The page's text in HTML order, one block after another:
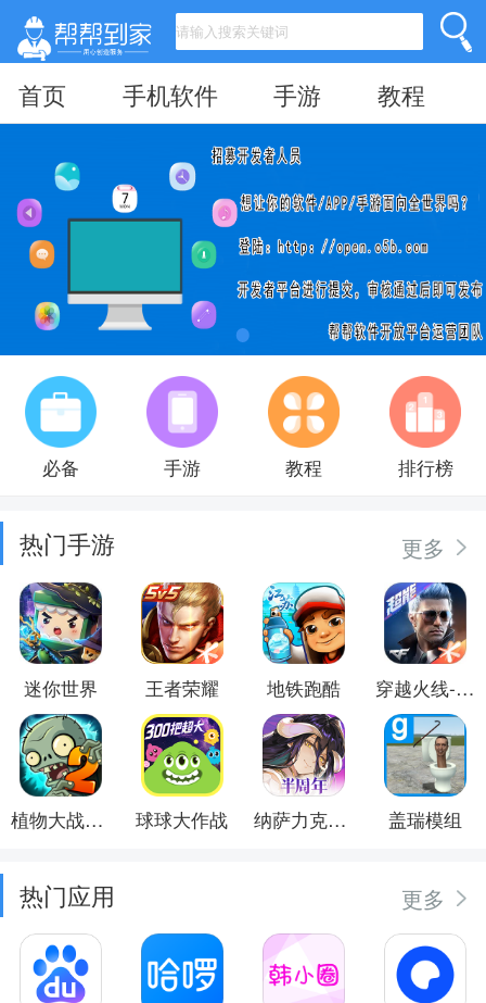
首页 手机软件 手游 教程
必备 手游 教程 排行榜
热门手游 更多
迷你世界 王者荣耀 地铁跑酷 穿越火线-枪战王者
植物大战僵尸2 球球大作战 纳萨力克之王 盖瑞模组
热门应用 更多